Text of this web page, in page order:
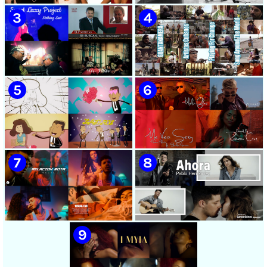
🟡 Chacal - ¨No Volveré¨ -
Videoclip - Dirección: Adrián
Sánchez Ávila
🟡 Adrián Berazaín & Luna
Manzanares - ¨Ya es
después¨ - Videoclip -
Dirección: Lester Hamlet
🟡 Sweet Lizzy Project -
¨Nothing Lasts¨ - Videoclip -
Dirección: Víctor Vinuesa
(Vitiko)
🟡 75 Artistas Cubanos
¨Guantanamera¨ - Playing
For Change - Song Around
The World
🟡 Zafiros - ¨Un nombre de
mujer¨ - Proyecto Anima
EGREM - Videoclip Animado
- Dirección: Landy García
🟡 Máxima Alerta & Eduardo
Antonio - ¨Me veo sexy¨ -
Videoclip - Dirección:
Ramón Cruz